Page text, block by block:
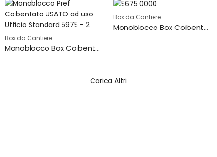
Box da Cantiere
Monoblocco Box Coibentato ad uso Ufficio – CAMIBOX-MON-5675-1
Box da Cantiere
Monoblocco Box Coibentato ad uso Ufficio – CAMIBOX-MON-5675-2
Carica Altri